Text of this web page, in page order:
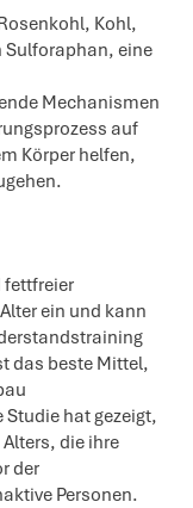
Kohl,
eine
Mechanismen
auf
Körper helfen,
fettfreier
ein und kann
das beste Mittel,
Studie hat gezeigt,
die ihre
der
Personen.